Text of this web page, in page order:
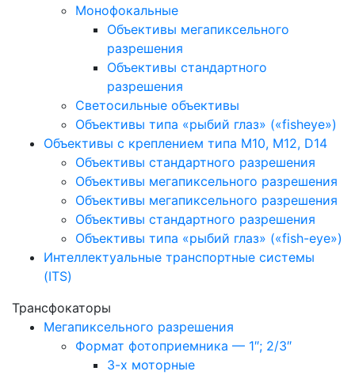
Монофокальные
Объективы мегапиксельного
разрешения
Объективы стандартного
разрешения
Светосильные объективы
Объективы типа «рыбий глаз» («fisheye»)
Объективы с креплением типа M10, M12, D14
Объективы стандартного разрешения
Объективы мегапиксельного разрешения
Объективы мегапиксельного разрешения
Объективы стандартного разрешения
Объективы типа «рыбий глаз» («fish-eye»)
Интеллектуальные транспортные системы
(ITS)
Трансфокаторы
Мегапиксельного разрешения
Формат фотоприемника — 1″; 2/3″
3-х моторные